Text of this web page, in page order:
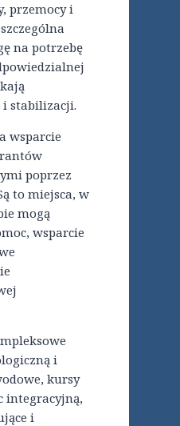
przemocy i
na potrzebę
i stabilizacji.
wsparcie
poprzez
to miejsca, w
mogą
wsparcie
i
kursy
integracyjną,
i